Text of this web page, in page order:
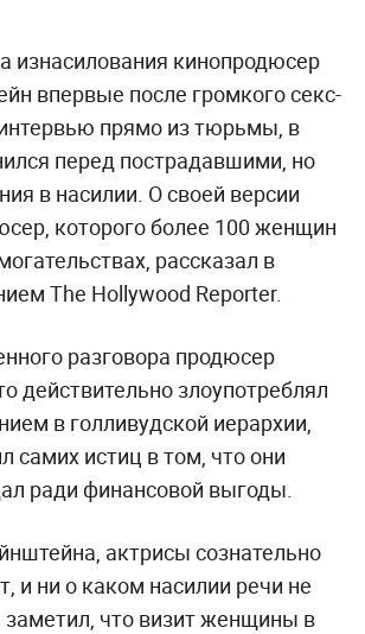
изнасилования кинопродюсер
впервые после громкого секс-
прямо из тюрьмы, в
перед пострадавшими, но
в насилии. О своей версии
которого более 100 женщин
рассказал в
The Hollywood Reporter.
разговора продюсер
действительно злоупотреблял
в голливудской иерархии,
самих истиц в том, что они
ради финансовой выгоды.
актрисы сознательно
и ни о каком насилии речи не
что визит женщины в